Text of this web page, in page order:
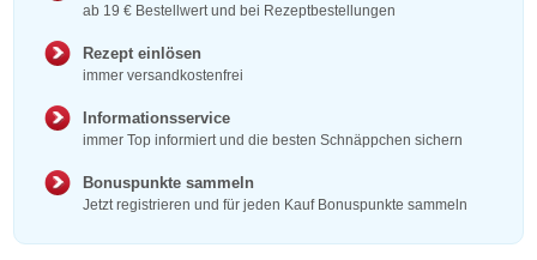
ab 19 € Bestellwert und bei Rezeptbestellungen
Rezept einlösen
immer versandkostenfrei
Informationsservice
immer Top informiert und die besten Schnäppchen sichern
Bonuspunkte sammeln
Jetzt registrieren und für jeden Kauf Bonuspunkte sammeln